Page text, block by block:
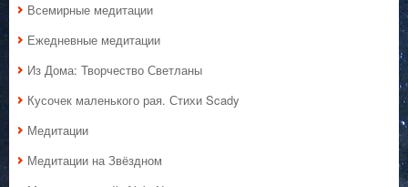
Всемирные медитации
Ежедневные медитации
Из Дома: Творчество Светланы
Кусочек маленького рая. Стихи Scady
Медитации
Медитации на Звёздном